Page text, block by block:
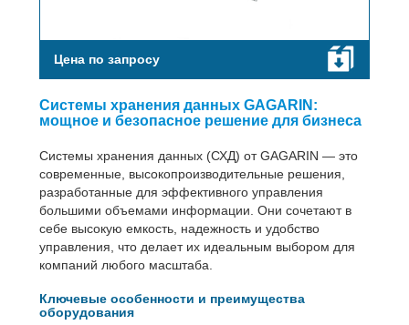
Цена по запросу
Системы хранения данных GAGARIN:
мощное и безопасное решение для бизнеса
Системы хранения данных (СХД) от GAGARIN — это
современные, высокопроизводительные решения,
разработанные для эффективного управления
большими объемами информации. Они сочетают в
себе высокую емкость, надежность и удобство
управления, что делает их идеальным выбором для
компаний любого масштаба.
Ключевые особенности и преимущества
оборудования